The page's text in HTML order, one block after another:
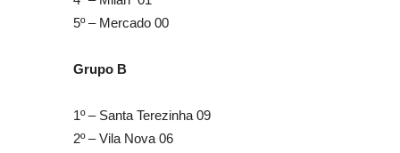
5º – Mercado 00
Grupo B
1º – Santa Terezinha 09
2º – Vila Nova 06